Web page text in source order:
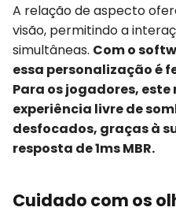
A relação de aspecto
visão, permitindo a
simultâneas. Com o
essa personalização é
Para os jogadores,
experiência livre de
desfocados, graças à
resposta de 1ms MBR.
Cuidado com os